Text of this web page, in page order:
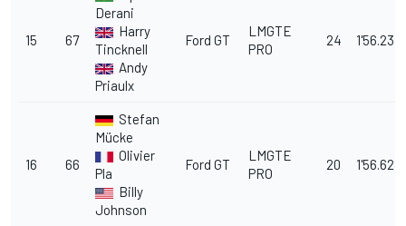
15 67
Derani
Harry
Tincknell
Andy
Priaulx
Ford GT
LMGTE
PRO
24 1'56.233
16 66
Stefan
Mücke
Olivier
Pla
Billy
Johnson
Ford GT
LMGTE
PRO
20 1'56.628